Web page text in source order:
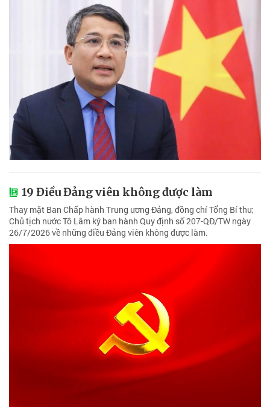
19 Điều Đảng viên không được làm
Thay mặt Ban Chấp hành Trung ương Đảng, đồng chí Tổng Bí thư,
Chủ tịch nước Tô Lâm ký ban hành Quy định số 207-QĐ/TW ngày
26/7/2026 về những điều Đảng viên không được làm.